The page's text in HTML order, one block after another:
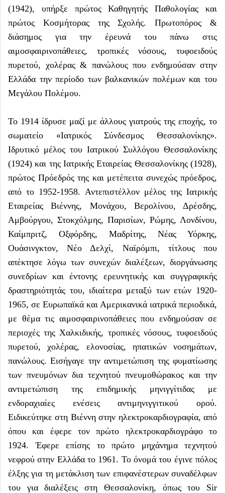
(1942), υπήρξε πρώτος Καθηγητής Παθολογίας και
πρώτος Κοσμήτορας της Σχολής. Πρωτοπόρος &
διάσημος για την έρευνά του πάνω στις
αιμοσφαιρινοπάθειες, τροπικές νόσους, τυφοειδούς
πυρετού, χολέρας & πανώλους που ενδημούσαν στην
Ελλάδα την περίοδο των βαλκανικών πολέμων και του
Μεγάλου Πολέμου.
Το 1914 ίδρυσε μαζί με άλλους γιατρούς της εποχής, το
σωματείο «Ιατρικός Σύνδεσμος Θεσσαλονίκης».
Ιδρυτικό μέλος του Ιατρικού Συλλόγου Θεσσαλονίκης
(1924) και της Ιατρικής Εταιρείας Θεσσαλονίκης (1928),
πρώτος Πρόεδρός της και μετέπειτα συνεχώς πρόεδρος,
από το 1952-1958. Αντεπιστέλλον μέλος της Ιατρικής
Εταιρείας Βιέννης, Μονάχου, Βερολίνου, Δρέσδης,
Αμβούργου, Στοκχόλμης, Παρισίων, Ρώμης, Λονδίνου,
Καίμπριτζ, Οξφόρδης, Μαδρίτης, Νέας Υόρκης,
Ουάσινγκτον, Νέο Δελχί, Ναϊρόμπι, τίτλους που
απέκτησε λόγω των συνεχών διαλέξεων, διοργάνωσης
συνεδρίων και έντονης ερευνητικής και συγγραφικής
δραστηριότητάς του, ιδιαίτερα μεταξύ των ετών 1920-
1965, σε Ευρωπαϊκά και Αμερικανικά ιατρικά περιοδικά,
με θέμα τις αιμοσφαιρινοπάθειες που ενδημούσαν σε
περιοχές της Χαλκιδικής, τροπικές νόσους, τυφοειδούς
πυρετού, χολέρας, ελονοσίας, ηπατικών νοσημάτων,
πανώλους. Εισήγαγε την αντιμετώπιση της φυματίωσης
των πνευμόνων δια τεχνητού πνευμοθώρακος και την
αντιμετώπιση της επιδημικής μηνιγγίτιδας με
ενδοραχιαίες ενέσεις αντιμηνιγγιτικού ορού.
Ειδικεύτηκε στη Βιέννη στην ηλεκτροκαρδιογραφία, από
όπου και έφερε τον πρώτο ηλεκτροκαρδιογράφο το
1924. Έφερε επίσης το πρώτο μηχάνημα τεχνητού
νεφρού στην Ελλάδα το 1961. Το όνομά του έγινε πόλος
έλξης για τη μετάκλιση των επιφανέστερων συναδέλφων
του για διαλέξεις στη Θεσσαλονίκη, όπως του Sir